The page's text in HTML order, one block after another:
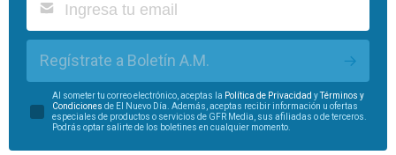
Regístrate a Boletín A.M.
Al someter tu correo electrónico, aceptas la Política de Privacidad yTérminos y
Condiciones de El Nuevo Día. Además, aceptas recibir información u ofertas
especiales de productos o servicios de GFR Media, sus afiliadas o de terceros.
Podrás optar salirte de los boletines en cualquier momento.